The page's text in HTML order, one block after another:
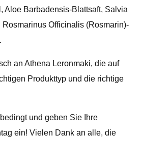
Aloe Barbadensis-Blattsaft, Salvia
Officinalis (Rosmarin)-
an Athena Leronmaki, die auf
Produkttyp und die richtige
und geben Sie Ihre
ein! Vielen Dank an alle, die